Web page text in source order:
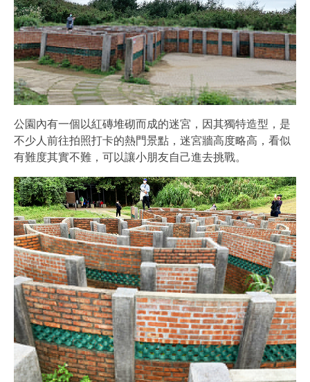
公園內有一個以紅磚堆砌而成的迷宮，因其獨特造型，是
不少人前往拍照打卡的熱門景點，迷宮牆高度略高，看似
有難度其實不難，可以讓小朋友自己進去挑戰。